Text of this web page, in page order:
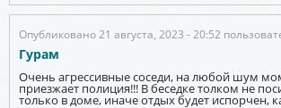
Опубликовано 21 августа, 2023 - 20:52
Гурам
Очень агрессивные соседи, на любой шум
приезжает полиция!!! В беседке толком не
только в доме, иначе отдых будет испорчен,